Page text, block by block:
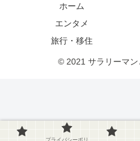
ホーム
エンタメ
旅行・移住
© 2021 サラリーマン
プライバシーポリ